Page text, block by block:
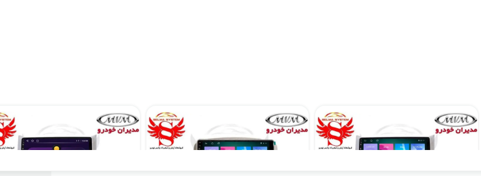
۱۴,۸۹۰,۰۰۰ تومان
مانیتور فابریک خودروی ام وی ام 315 قدیم مدل اندروید سری 116 رام 1 حافظه 16
۱۱,۹۰۰,۰۰۰ تومان
مانیتور اندروید ام وی ام 315 جدید
۱۱,۹۰۰,۰۰۰ تومان